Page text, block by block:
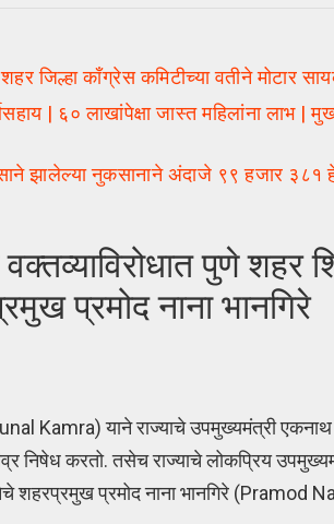
जिल्हा काँग्रेस कमिटीच्या वतीने मोटार
| ६० लाखांपेक्षा जास्त महिलांना लाभ |
झालेल्या नुकसानाने अंदाजे ९९ हजार ३८१
पुणे
प्रमोद नाना भानगिरे
Kamra) याने राज्याचे उपमुख्यमंत्री
निषेध करतो. तसेच राज्याचे लोकप्रिय
शहरप्रमुख प्रमोद नाना भानगिरे (Pramod